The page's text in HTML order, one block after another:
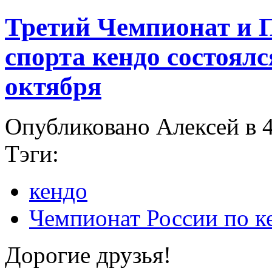
Третий Чемпионат и
спорта кендо
октября
Опубликовано Алексей в
Тэги:
кендо
Чемпионат России по
Дорогие друзья!